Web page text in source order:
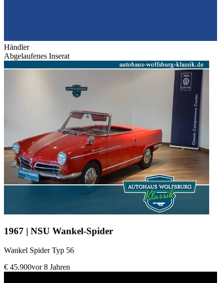
Händler
Abgelaufenes Inserat
1967 | NSU Wankel-Spider
Wankel Spider Typ 56
€ 45.900vor 8 Jahren